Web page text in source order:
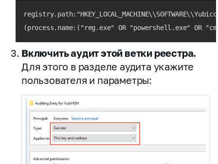
(process.name:("reg.exe" OR "powershell.exe" OR
Включить аудит этой ветки реестра.
Для этого в разделе аудита укажите
пользователя и параметры: